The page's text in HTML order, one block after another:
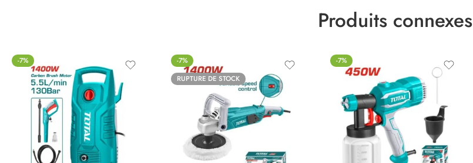
Produits connexes
-7%
-7%
RUPTURE DE STOCK
-7%